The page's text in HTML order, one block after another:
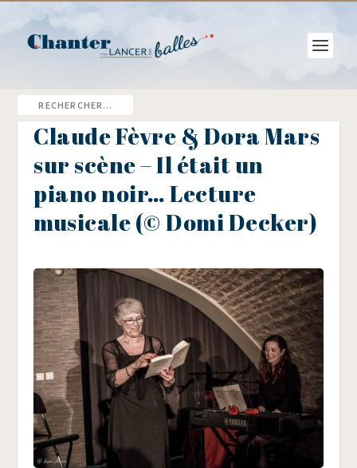
Claude Fèvre & Dora Mars
sur scène – Il était un
piano noir… Lecture
musicale (© Domi Decker)